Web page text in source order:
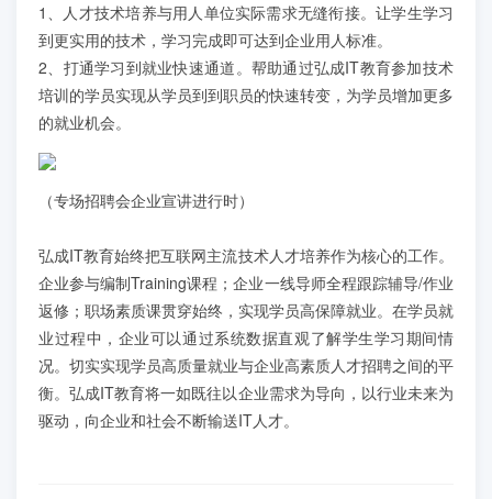
1、人才技术培养与用人单位实际需求无缝衔接。让学生学习
到更实用的技术，学习完成即可达到企业用人标准。
2、打通学习到就业快速通道。帮助通过弘成IT教育参加技术
培训的学员实现从学员到到职员的快速转变，为学员增加更多
的就业机会。
（专场招聘会企业宣讲进行时）
弘成IT教育始终把互联网主流技术人才培养作为核心的工作。
企业参与编制Training课程；企业一线导师全程跟踪辅导/作业
返修；职场素质课贯穿始终，实现学员高保障就业。在学员就
业过程中，企业可以通过系统数据直观了解学生学习期间情
况。切实实现学员高质量就业与企业高素质人才招聘之间的平
衡。弘成IT教育将一如既往以企业需求为导向，以行业未来为
驱动，向企业和社会不断输送IT人才。